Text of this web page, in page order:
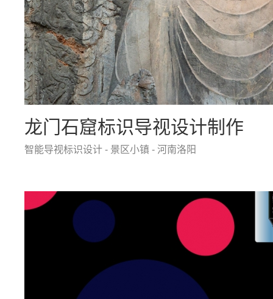
龙门石窟标识导视设计制作
智能导视标识设计 - 景区小镇 - 河南洛阳